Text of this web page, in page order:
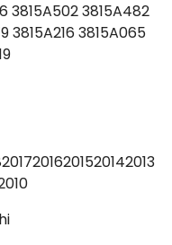
3815A502 3815A482
3815A216 3815A065
20172016201520142013